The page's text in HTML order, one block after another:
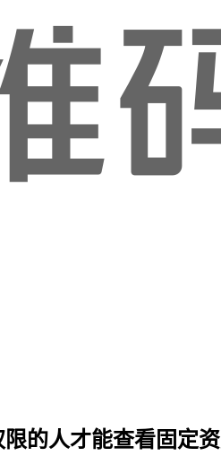
的人才能查看固定